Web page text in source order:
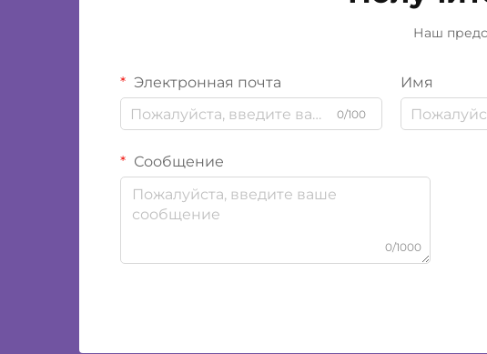
Наш
Электронная почта
0/100
Имя
Сообщение
0/1000